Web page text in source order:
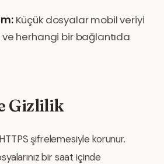
Küçük dosyalar mobil veriyi
herhangi bir bağlantıda
Gizlilik
şifrelemesiyle korunur.
bir saat içinde